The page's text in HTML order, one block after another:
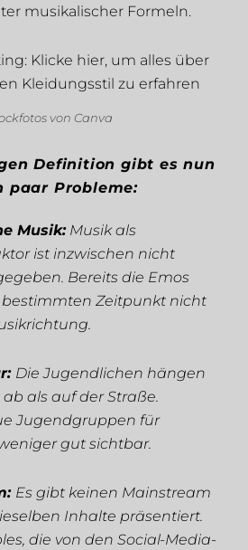
musikalischer Formeln.
von Canva
Definition gibt es nun
paar Probleme:
Musik:Musik als
ist inzwischen nicht
Bereits die Emos
Zeitpunkt nicht
Die Jugendlichen hängen
als auf der Straße.
Jugendgruppen für
gut sichtbar.
Es gibt keinen Mainstream
Inhalte präsentiert.
, die von den Social-Media-